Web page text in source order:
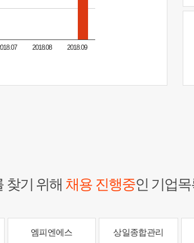
2018.08 2018.09
찾기 위해 채용 진행중인 기업
엠피엔에스 상일종합관리